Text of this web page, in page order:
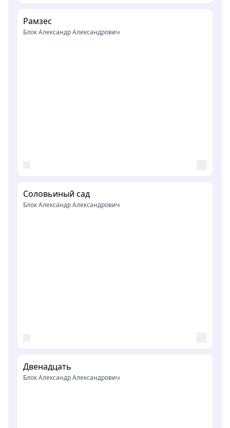
Рамзес
Блок Александр Александрович
Соловьиный сад
Блок Александр Александрович
Двенадцать
Блок Александр Александрович